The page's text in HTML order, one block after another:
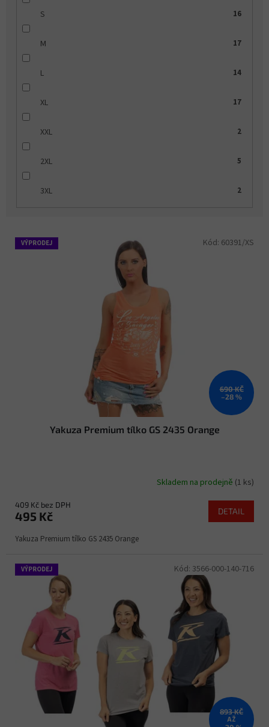
S 16
M 17
L 14
XL 17
XXL 2
2XL 5
3XL 2
VÝPRODEJ
690 KČ
–28 %
Yakuza Premium tílko GS 2435 Orange
Skladem na prodejně (1 ks)
409 Kč bez DPH
495 Kč DETAIL
Yakuza Premium tílko GS 2435 Orange
Kód: 60391/XS
VÝPRODEJ
893 KČ
AŽ
Kód: 3566-000-140-716